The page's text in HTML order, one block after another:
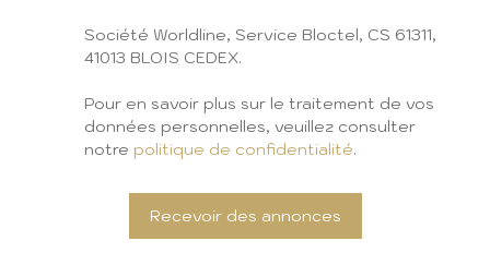
Société Worldline, Service Bloctel, CS 61311,
41013 BLOIS CEDEX.
Pour en savoir plus sur le traitement de vos
données personnelles, veuillez consulter
notre politique de confidentialité.
Recevoir des annonces